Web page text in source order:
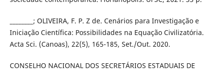
________; OLIVEIRA, F. P. Z de. Cenários para Investigação e
Iniciação Científica: Possibilidades na Equação Civilizatória.
Acta Sci. (Canoas), 22(5), 165-185, Set./Out. 2020.
CONSELHO NACIONAL DOS SECRETÁRIOS ESTADUAIS DE